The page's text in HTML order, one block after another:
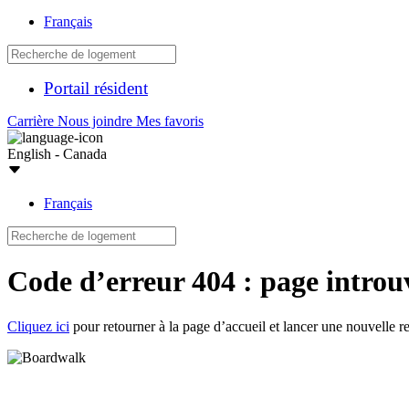
Français
Portail résident
Carrière Nous joindre Mes favoris
English - Canada
Français
Code d’erreur 404 : page
Cliquez ici pour retourner à la page d’accueil et lancer une nouvelle